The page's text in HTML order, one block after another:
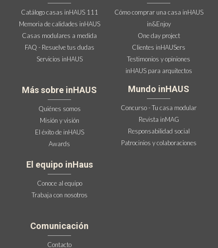
Catálogo casas inHAUS 111
Memoria de calidades inHAUS
Casas modulares a medida
FAQ - Resuelve tus dudas
Servicios inHAUS
Más sobre inHAUS
Quiénes somos
Misión y visión
El éxito de inHAUS
Awards
Cómo comprar una casa inHAUS
in&Enjoy
One day project
Clientes inHAUSers
Testimonios y opiniones
inHAUS para arquitectos
Mundo inHAUS
Concurso - Tu casa modular
Revista inMAG
Responsabilidad social
Patrocinios y colaboraciones
El equipo inHaus
Conoce al equipo
Trabaja con nosotros
Comunicación
Contacto